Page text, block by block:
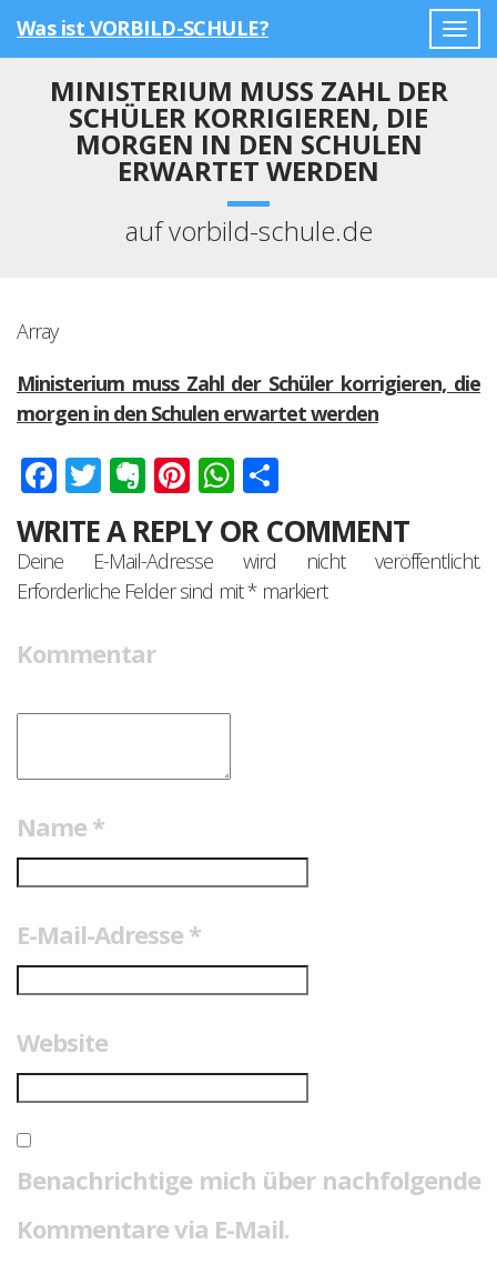
Was ist VORBILD-SCHULE?
MINISTERIUM MUSS ZAHL DER
SCHÜLER KORRIGIEREN, DIE
MORGEN IN DEN SCHULEN
ERWARTET WERDEN
auf vorbild-schule.de
Array
Ministerium muss Zahl der Schüler korrigieren, die
morgen in den Schulen erwartet werden
Facebook
Twitter
Evernote
Pinterest
WhatsApp
WRITE A REPLY OR COMMENT
Deine E-Mail-Adresse wird nicht veröffentlicht.
Erforderliche Felder sind mit*markiert
Kommentar
Name *
E-Mail-Adresse *
Website
Benachrichtige mich über nachfolgende
Kommentare via E-Mail.